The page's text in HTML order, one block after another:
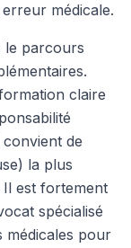
médicale.
le parcours
claire
convient de
la plus
est fortement
spécialisé
médicales pour